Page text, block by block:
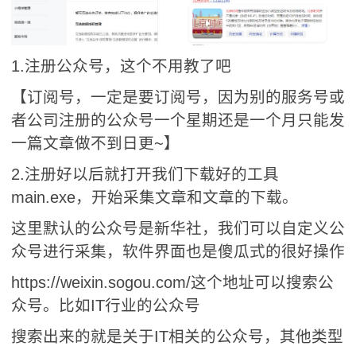
1.注册公众号，这个不用教了吧
【订阅号，一定是要订阅号，因为别的服务号或
者公司注册的公众号一个星期还是一个月只能发
一篇文章做不到日更~】
2.注册好以后就打开我们下载好的工具
main.exe，开始采集文章和文章的下载。
这里默认的公众号是新华社，我们可以自定义公
众号进行采集，软件界面也是傻瓜式的很好操作
https://weixin.sogou.com/这个地址可以搜索公
众号。比如IT行业的公众号
搜索出来的就是关于IT相关的公众号，其他类型